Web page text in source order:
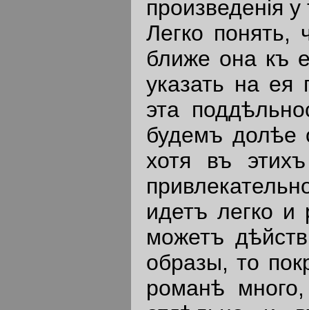
произведенiя у
Легко понять,
ближе она къ
указать на ея
эта
будемъ долѣе
хотя въ
идетъ легко и
можетъ
образы, то
романѣ